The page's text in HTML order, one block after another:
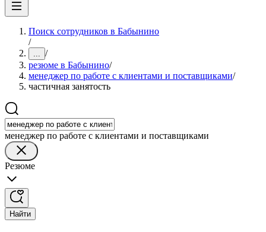
Поиск сотрудников в Бабынино
/
... /
резюме в Бабынино/
менеджер по работе с клиентами и поставщиками/
частичная занятость
менеджер по работе с клиентами и поставщиками
Резюме
Найти